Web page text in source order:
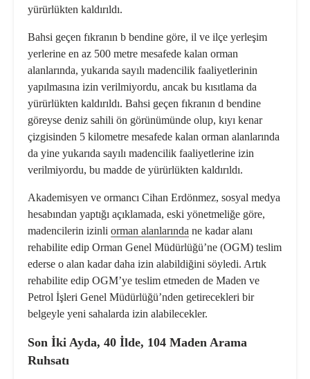
yürürlükten kaldırıldı.
Bahsi geçen fıkranın b bendine göre, il ve ilçe yerleşim
yerlerine en az 500 metre mesafede kalan orman
alanlarında, yukarıda sayılı madencilik faaliyetlerinin
yapılmasına izin verilmiyordu, ancak bu kısıtlama da
yürürlükten kaldırıldı. Bahsi geçen fıkranın d bendine
göreyse deniz sahili ön görünümünde olup, kıyı kenar
çizgisinden 5 kilometre mesafede kalan orman alanlarında
da yine yukarıda sayılı madencilik faaliyetlerine izin
verilmiyordu, bu madde de yürürlükten kaldırıldı.
Akademisyen ve ormancı Cihan Erdönmez, sosyal medya
hesabından yaptığı açıklamada, eski yönetmeliğe göre,
madencilerin izinli orman alanlarında ne kadar alanı
rehabilite edip Orman Genel Müdürlüğü’ne (OGM) teslim
ederse o alan kadar daha izin alabildiğini söyledi. Artık
rehabilite edip OGM’ye teslim etmeden de Maden ve
Petrol İşleri Genel Müdürlüğü’nden getirecekleri bir
belgeyle yeni sahalarda izin alabilecekler.
Son İki Ayda, 40 İlde, 104 Maden Arama
Ruhsatı